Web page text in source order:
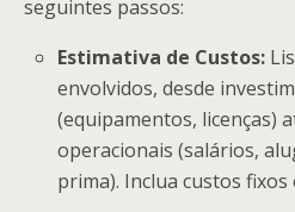
seguintes passos:
Estimativa de Custos:
envolvidos, desde
(equipamentos, licenças)
operacionais (salários,
prima). Inclua custos fixos